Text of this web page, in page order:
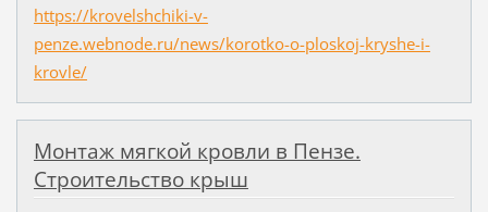
https://krovelshchiki-v-
penze.webnode.ru/news/korotko-o-ploskoj-kryshe-i-
krovle/
Монтаж мягкой кровли в Пензе.
Строительство крыш